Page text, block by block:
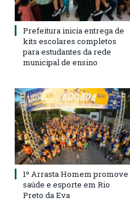
Prefeitura inicia entrega de
kits escolares completos
para estudantes da rede
municipal de ensino
1º Arrasta Homem promove
saúde e esporte em Rio
Preto da Eva